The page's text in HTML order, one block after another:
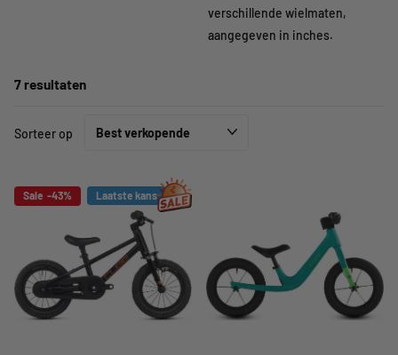
verschillende wielmaten,
aangegeven in inches.
7 resultaten
Sorteer op
Sale -43% Laatste kans